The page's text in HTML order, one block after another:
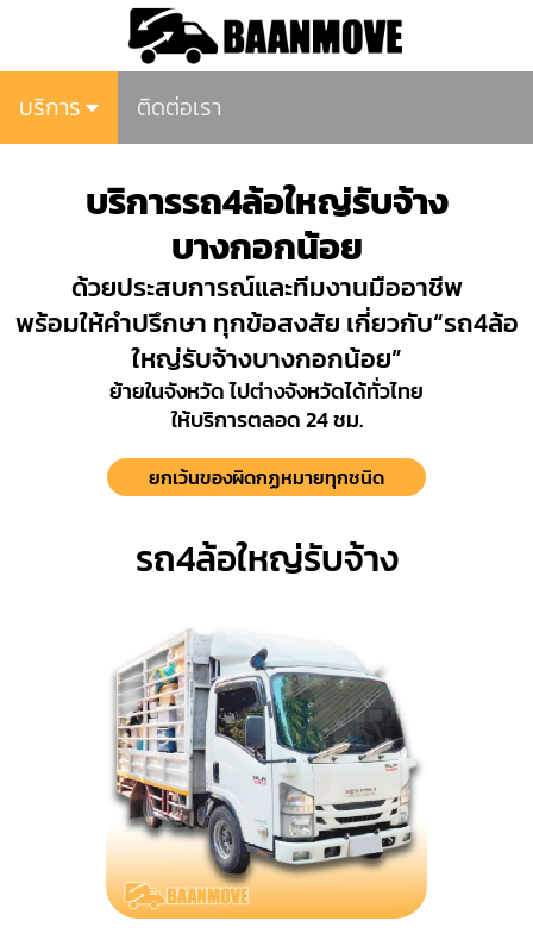
บริการ ติดต่อเรา
บริการรถ4ล้อใหญ่รับจ้าง
บางกอกน้อย
ด้วยประสบการณ์และทีมงานมืออาชีพ
พร้อมให้คำปรึกษา ทุกข้อสงสัย เกี่ยวกับ“รถ4ล้อ
ใหญ่รับจ้างบางกอกน้อย”
ย้ายในจังหวัด ไปต่างจังหวัดได้ทั่วไทย
ให้บริการตลอด 24 ชม.
ยกเว้นของผิดกฏหมายทุกชนิด
รถ4ล้อใหญ่รับจ้าง